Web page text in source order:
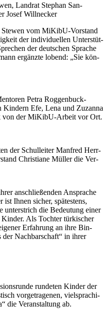
Land­rat Ste­phan San­
Josef Willnecker
vom MiKibU-Vor­stand
der indi­vi­du­el­len Unter­stüt­
der deut­schen Spra­che
ergänz­te lobend: „Sie kön­
Petra Rog­gen­buck-
Efe, Lena und Zuzan­na
von der MiKibU-Arbeit vor Ort.
der Schul­lei­ter Man­fred Herr­
Chris­tia­ne Mül­ler die Ver­
anschlie­ßen­den Anspra­che
Ihnen sicher, spä­tes­tens,
unter­strich die Bedeu­tung einer
Als Toch­ter tür­ki­scher
Erfah­rung an ihre Bin­
der Nach­bar­schaft“ in ihrer
run­de­ten Kin­der der
vor­ge­tra­ge­nen, viel­spra­chi­
die Ver­an­stal­tung ab.